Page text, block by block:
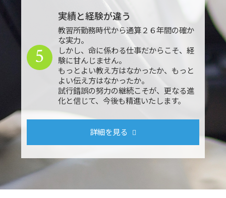
実績と経験が違う
教習所勤務時代から通算２６年間の確か
な実力。
しかし、命に係わる仕事だからこそ、経
験に甘んじません。
もっとよい教え方はなかったか、もっと
よい伝え方はなかったか。
試行錯誤の努力の継続こそが、更なる進
化と信じて、今後も精進いたします。
5
詳細を見る